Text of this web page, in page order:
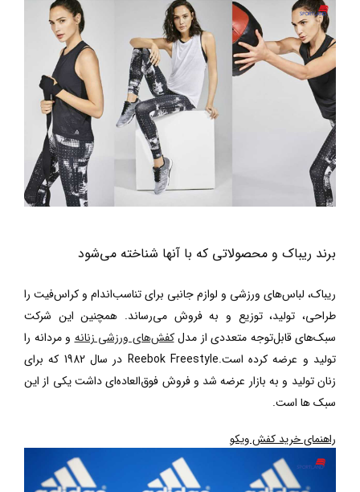
برند ریباک و محصولاتی که با آنها شناخته می‌شود
ریباک، لباس‌های ورزشی و لوازم جانبی برای تناسب‌اندام و کراس‌فیت را
طراحی، تولید، توزیع و به فروش می‌رساند. همچنین این شرکت
سبک‌های قابل‌توجه متعددی از مدلکفش‌های ورزشی زنانهو مردانه را
تولید و عرضه کرده است.Reebok Freestyle
در سال 1982 که برای
زنان تولید و به بازار عرضه شد و فروش فوق‌العاده‌ای داشت یکی از این
سبک ها است.
راهنمای خرید کفش ویکو